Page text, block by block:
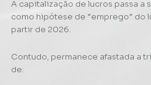
A capitalização de lucros passa a
como hipótese de “emprego” do
partir de 2026.
Contudo, permanece afastada a
de: